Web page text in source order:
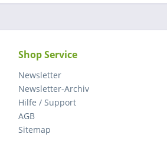
Shop Service
Newsletter
Newsletter-Archiv
Hilfe / Support
AGB
Sitemap